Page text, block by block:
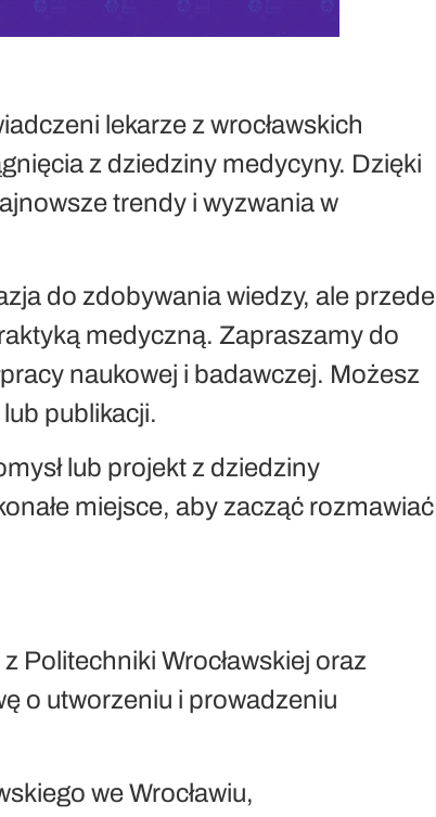
lekarze z wrocławskich
z dziedziny medycyny. Dzięki
trendy i wyzwania w
do zdobywania wiedzy, ale przede
medyczną. Zapraszamy do
naukowej i badawczej. Możesz
publikacji.
lub projekt z dziedziny
miejsce, aby zacząć rozmawiać
Politechniki Wrocławskiej oraz
o utworzeniu i prowadzeniu
we Wrocławiu,